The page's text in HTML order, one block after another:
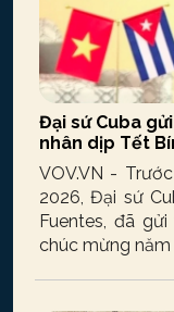
Đại sứ Cuba
nhân dịp Tết
VOV.VN -
2026, Đại sứ
Fuentes, đã
chúc mừng